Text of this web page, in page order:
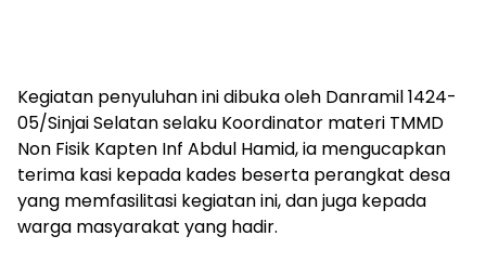
Kegiatan penyuluhan ini dibuka oleh Danramil 1424-
05/Sinjai Selatan selaku Koordinator materi TMMD
Non Fisik Kapten Inf Abdul Hamid, ia mengucapkan
terima kasi kepada kades beserta perangkat desa
yang memfasilitasi kegiatan ini, dan juga kepada
warga masyarakat yang hadir.